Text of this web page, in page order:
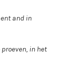
and in
in het